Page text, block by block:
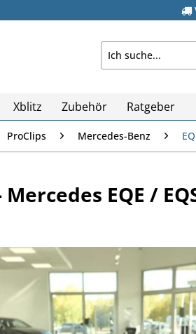
Xblitz Zubehör Ratgeber
ProClips Mercedes-Benz
EQE /